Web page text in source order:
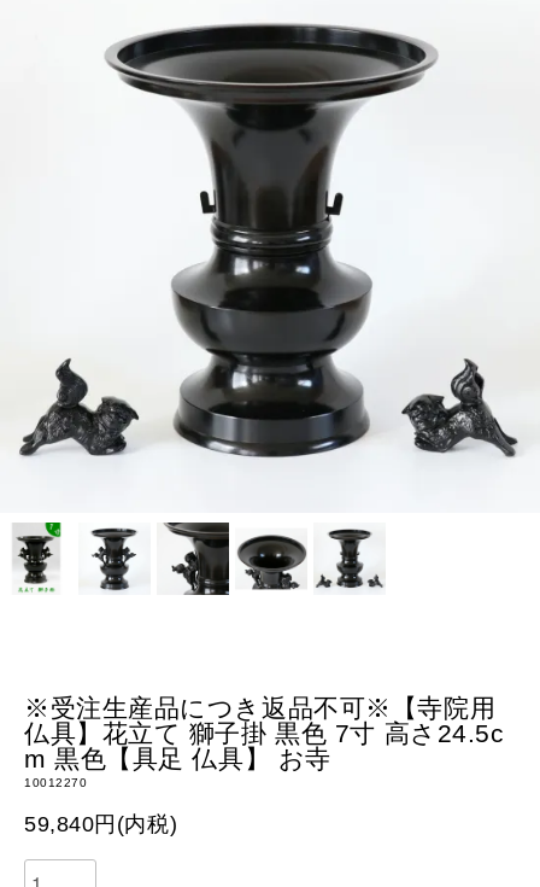
※受注生産品につき返品不可※【寺院用
仏具】花立て 獅子掛 黒色 7寸 高さ24.5c
m 黒色【具足 仏具】 お寺
10012270
59,840円(内税)